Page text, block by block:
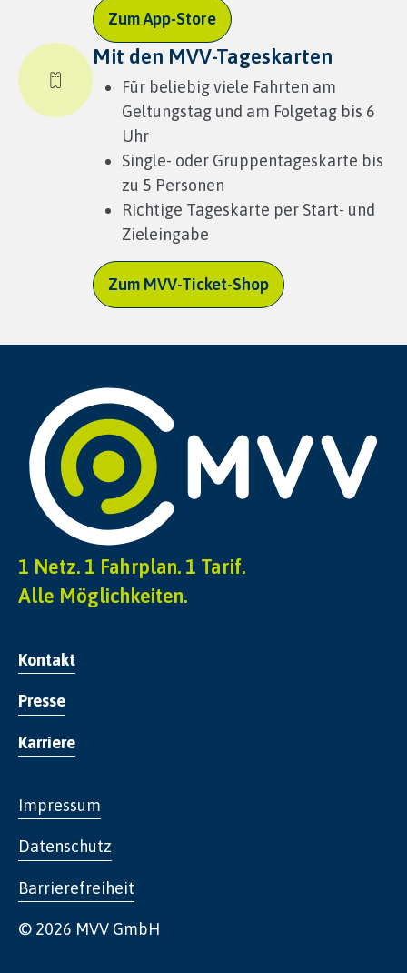
Zum App-Store
Mit den MVV-Tageskarten
Für beliebig viele Fahrten am
Geltungstag und am Folgetag bis 6
Uhr
Single- oder Gruppentageskarte bis
zu 5 Personen
Richtige Tageskarte per Start- und
Zieleingabe
Zum MVV-Ticket-Shop
1 Netz. 1 Fahrplan. 1 Tarif.
Alle Möglichkeiten.
Kontakt
Presse
Karriere
Impressum
Datenschutz
Barrierefreiheit
© 2026 MVV GmbH